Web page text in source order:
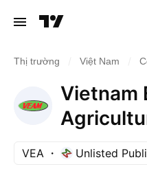
Thị trường Việt Nam
Vietnam
Corp.
VEA Unlisted